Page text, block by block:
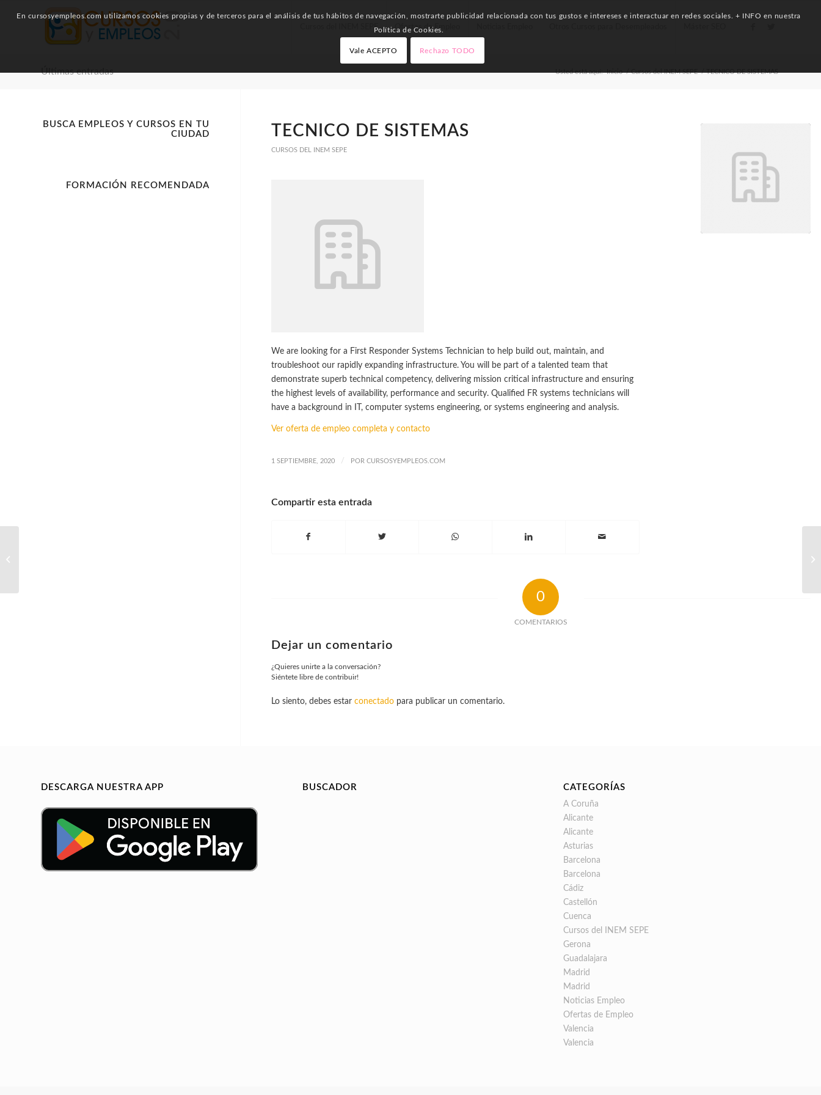
Cursos del INEM SEPE Ofertas de Empleo
Últimas entradas Usted está aquí: Inicio / Cursos del INEM SEPE / TECNICO DE SISTEMAS
TECNICO DE SISTEMAS
CURSOS DEL INEM SEPE
We are looking for a First Responder Systems Technician to help build out, maintain, and
troubleshoot our rapidly expanding infrastructure. You will be part of a talented team that
demonstrate superb technical competency, delivering mission critical infrastructure and ensuring
the highest levels of availability, performance and security. Qualified FR systems technicians will
have a background in IT, computer systems engineering, or systems engineering and analysis.
Ver oferta de empleo completa y contacto
1 SEPTIEMBRE, 2020 / POR CURSOSYEMPLEOS.COM
Compartir esta entrada
0
COMENTARIOS
Dejar un comentario
¿Quieres unirte a la conversación?
Siéntete libre de contribuir!
Lo siento, debes estar conectadopara publicar un comentario.
BUSCA EMPLEOS Y CURSOS EN TU
CIUDAD
FORMACIÓN RECOMENDADA
DESCARGA NUESTRA APP BUSCADOR CATEGORÍAS
A Coruña
Alicante
Alicante
Asturias
Barcelona
Barcelona
Cádiz
Castellón
Cuenca
Cursos del INEM SEPE
Gerona
Guadalajara
Madrid
Madrid
Noticias Empleo
Ofertas de Empleo
Valencia
Valencia
En cursosyempleos.com utilizamos cookies propias y de terceros para el análisis de tus hábitos de navegación, mostrarte publicidad relacionada con tus gustos e intereses e interactuar en redes sociales. + INFO en nuestra
Política de Cookies.
Vale ACEPTO Rechazo TODO